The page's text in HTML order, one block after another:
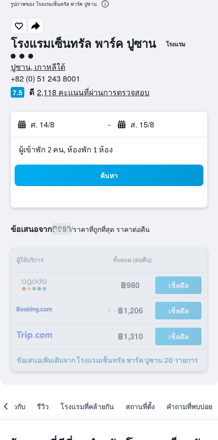
โรงแรมเซ็นทรัล พาร์ค ปูซาน โรงแรม
ให้ 3 ดาว
ปูซาน, เกาหลีใต้
+82 (0) 51 243 8001
7.5 ดี 2,118 คะแนนที่ผ่านการตรวจสอบ
ศ. 14/8 - ส. 15/8
ผู้เข้าพัก 2 คน, ห้องพัก 1 ห้อง
ค้นหา
ข้อเสนอจาก฿980/ราคาที่ถูกที่สุด ราคาต่อคืน
ผู้ให้บริการ ทั้งหมด (ต่อคืน)
฿980 เช็คดีล
฿1,206 เช็คดีล
฿1,310 เช็คดีล
ข้อเสนอเพิ่มเติมจาก โรงแรมเซ็นทรัล พาร์ค ปูซาน 20 รายการ
รูปภาพของ โรงแรมเซ็นทรัล พาร์ค ปูซาน
เกี่ยวกับ รีวิว โรงแรมที่คล้ายกัน สถานที่ตั้ง คำถามที่พบบ่อย